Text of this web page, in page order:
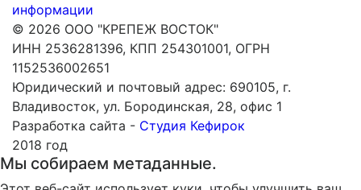
информации
© 2026 ООО "КРЕПЕЖ ВОСТОК"
ИНН 2536281396, КПП 254301001, ОГРН
1152536002651
Юридический и почтовый адрес: 690105, г.
Владивосток, ул. Бородинская, 28, офис 1
Разработка сайта - Студия Кефирок
2018 год
Мы собираем метаданные.